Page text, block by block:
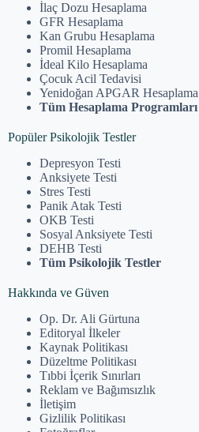
İlaç Dozu Hesaplama
GFR Hesaplama
Kan Grubu Hesaplama
Promil Hesaplama
İdeal Kilo Hesaplama
Çocuk Acil Tedavisi
Yenidoğan APGAR Hesaplama
Tüm Hesaplama Programları
Popüler Psikolojik Testler
Depresyon Testi
Anksiyete Testi
Stres Testi
Panik Atak Testi
OKB Testi
Sosyal Anksiyete Testi
DEHB Testi
Tüm Psikolojik Testler
Hakkında ve Güven
Op. Dr. Ali Gürtuna
Editoryal İlkeler
Kaynak Politikası
Düzeltme Politikası
Tıbbi İçerik Sınırları
Reklam ve Bağımsızlık
İletişim
Gizlilik Politikası